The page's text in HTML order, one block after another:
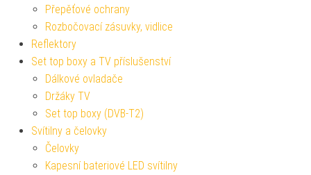
Přepěťové ochrany
Rozbočovací zásuvky, vidlice
Reflektory
Set top boxy a TV příslušenství
Dálkové ovladače
Držáky TV
Set top boxy (DVB-T2)
Svítilny a čelovky
Čelovky
Kapesní bateriové LED svítilny